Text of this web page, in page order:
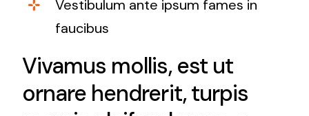
Vestibulum ante ipsum fames in
faucibus
Vivamus mollis, est ut
ornare hendrerit, turpis